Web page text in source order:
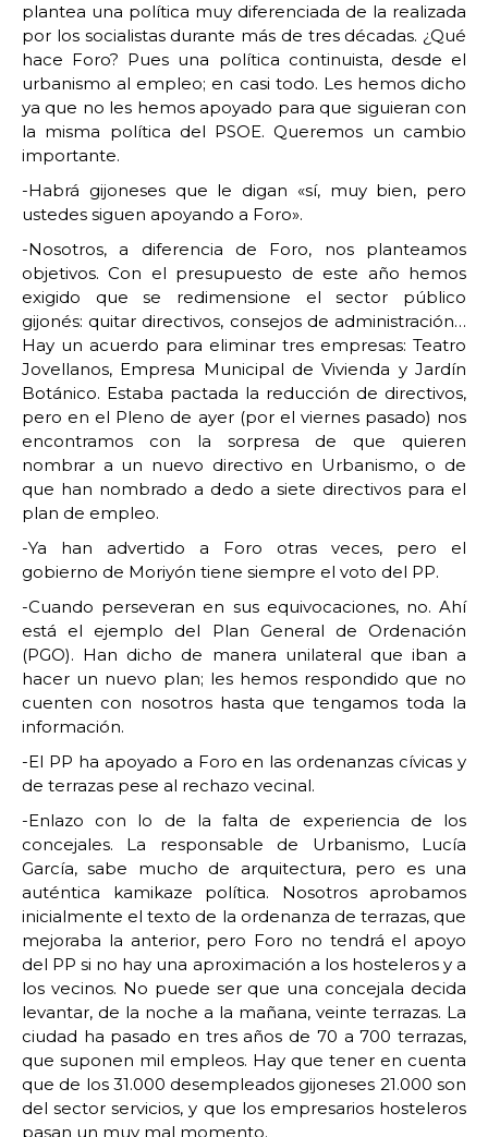
plantea una política muy diferenciada de la realizada
por los socialistas durante más de tres décadas. ¿Qué
hace Foro? Pues una política continuista, desde el
urbanismo al empleo; en casi todo. Les hemos dicho
ya que no les hemos apoyado para que siguieran con
la misma política del PSOE. Queremos un cambio
importante.
-Habrá gijoneses que le digan «sí, muy bien, pero
ustedes siguen apoyando a Foro».
-Nosotros, a diferencia de Foro, nos planteamos
objetivos. Con el presupuesto de este año hemos
exigido que se redimensione el sector público
gijonés: quitar directivos, consejos de administración…
Hay un acuerdo para eliminar tres empresas: Teatro
Jovellanos, Empresa Municipal de Vivienda y Jardín
Botánico. Estaba pactada la reducción de directivos,
pero en el Pleno de ayer (por el viernes pasado) nos
encontramos con la sorpresa de que quieren
nombrar a un nuevo directivo en Urbanismo, o de
que han nombrado a dedo a siete directivos para el
plan de empleo.
-Ya han advertido a Foro otras veces, pero el
gobierno de Moriyón tiene siempre el voto del PP.
-Cuando perseveran en sus equivocaciones, no. Ahí
está el ejemplo del Plan General de Ordenación
(PGO). Han dicho de manera unilateral que iban a
hacer un nuevo plan; les hemos respondido que no
cuenten con nosotros hasta que tengamos toda la
información.
-El PP ha apoyado a Foro en las ordenanzas cívicas y
de terrazas pese al rechazo vecinal.
-Enlazo con lo de la falta de experiencia de los
concejales. La responsable de Urbanismo, Lucía
García, sabe mucho de arquitectura, pero es una
auténtica kamikaze política. Nosotros aprobamos
inicialmente el texto de la ordenanza de terrazas, que
mejoraba la anterior, pero Foro no tendrá el apoyo
del PP si no hay una aproximación a los hosteleros y a
los vecinos. No puede ser que una concejala decida
levantar, de la noche a la mañana, veinte terrazas. La
ciudad ha pasado en tres años de 70 a 700 terrazas,
que suponen mil empleos. Hay que tener en cuenta
que de los 31.000 desempleados gijoneses 21.000 son
del sector servicios, y que los empresarios hosteleros
pasan un muy mal momento.